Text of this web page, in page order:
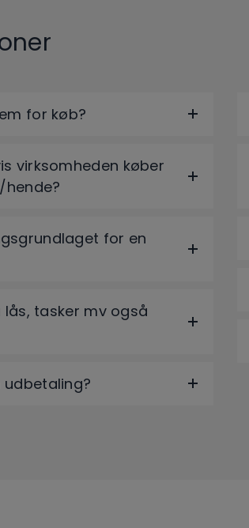
for køb?
virksomheden køber
hende?
for en
tasker mv også